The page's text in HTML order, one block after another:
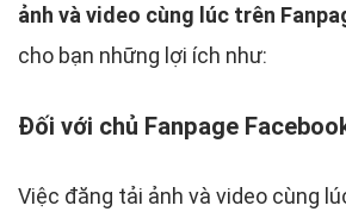
ảnh và video cùng lúc trên
cho bạn những lợi ích như:
Đối với chủ Fanpage
Việc đăng tải ảnh và video cùng